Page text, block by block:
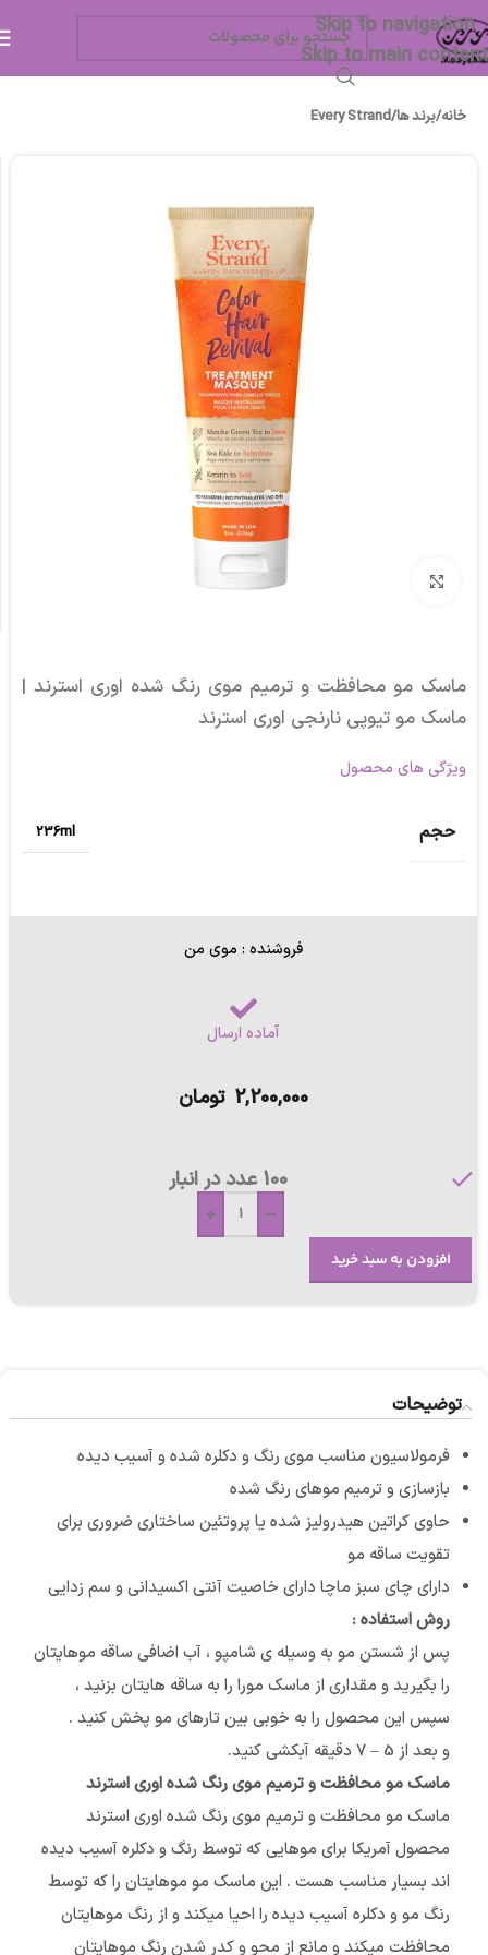
Skip to navigation
Skip to main content
خانه/برند ها/
Every Strand
برای بزرگنمایی کلیک کنید
ماسک مو محافظت و ترمیم موی رنگ شده اوری استرند |
ماسک مو تیوپی نارنجی اوری استرند
ویژگی های محصول
حجم 236ml
فروشنده : موی من
آماده ارسال
2,200,000 تومان
100 عدد در انبار
-
+
افزودن به سبد خرید
توضیحات
فرمولاسیون مناسب موی رنگ و دکلره شده و آسیب دیده
بازسازی و ترمیم موهای رنگ شده
حاوی کراتین هیدرولیز شده یا پروتئين ساختاری ضروری برای
تقویت ساقه مو
دارای چای سبز ماچا دارای خاصيت آنتی اکسيدانی و‌ سم زدايی
روش استفاده :
پس از شستن مو به وسیله ی شامپو ، آب اضافی ساقه موهایتان
را بگيريد و مقداری از ماسک‌ مورا را به ساقه هایتان بزنيد ،
سپس این محصول را به خوبی بين تارهای مو پخش کنيد .
و بعد از 5 – 7 دقيقه آبکشی کنيد.
ماسک مو محافظت و ترمیم موی رنگ شده اوری استرند
ماسک مو محافظت و ترمیم موی رنگ شده اوری استرند
محصول آمریکا برای موهایی که توسط رنگ و دکلره آسیب دیده
اند بسیار مناسب هست . این ماسک مو موهایتان را که توسط
رنگ مو و دکلره آسیب دیده را احیا میکند و از رنگ موهایتان
محافظت میکند و مانع از محو و کدر شدن رنگ موهایتان